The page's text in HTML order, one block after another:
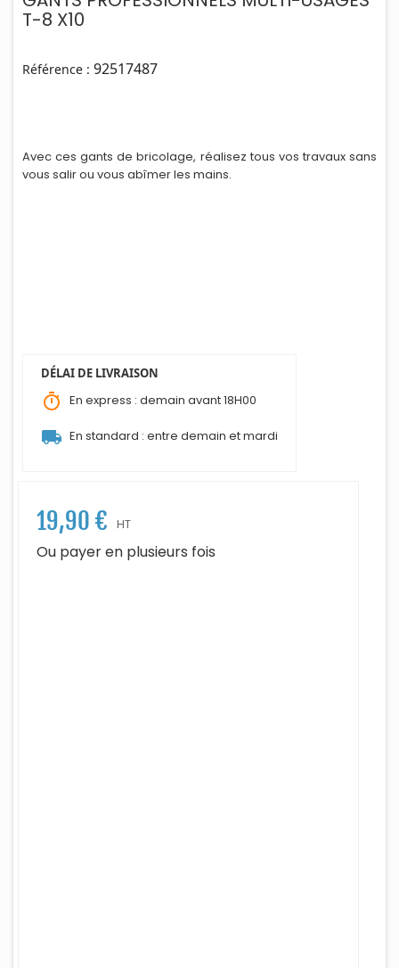
T-8 X10
Référence : 92517487
Avec ces gants de bricolage, réalisez tous vos travaux sans
vous salir ou vous abîmer les mains.
DÉLAI DE LIVRAISON
timer En express : demain avant 18H00
local_shipping En standard : entre demain et mardi
19,90 € HT
Ou payer en plusieurs fois